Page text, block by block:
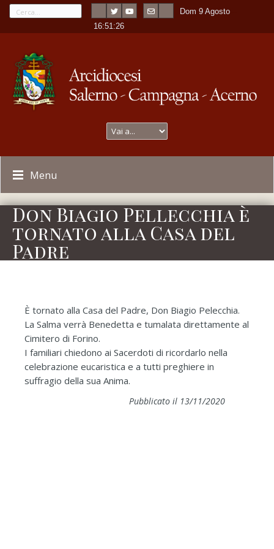
Dom 9 Agosto
16:51:26
Menu
Don Biagio Pellecchia è
tornato alla Casa del
Padre
È tornato alla Casa del Padre, Don Biagio Pelecchia.
La Salma verrà Benedetta e tumalata direttamente al
Cimitero di Forino.
I familiari chiedono ai Sacerdoti di ricordarlo nella
celebrazione eucaristica e a tutti preghiere in
suffragio della sua Anima.
Pubblicato il 13/11/2020